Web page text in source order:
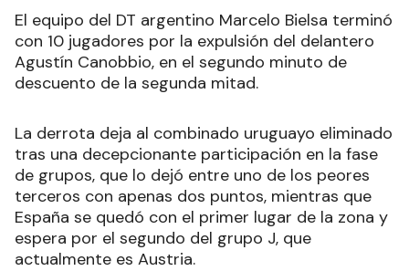
El equipo del DT argentino Marcelo Bielsa terminó
con 10 jugadores por la expulsión del delantero
Agustín Canobbio, en el segundo minuto de
descuento de la segunda mitad.
La derrota deja al combinado uruguayo eliminado
tras una decepcionante participación en la fase
de grupos, que lo dejó entre uno de los peores
terceros con apenas dos puntos, mientras que
España se quedó con el primer lugar de la zona y
espera por el segundo del grupo J, que
actualmente es Austria.